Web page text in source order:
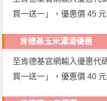
買一送一」，優惠價 45 元
肯德基玉米濃湯優惠
至肯德基官網輸入優惠代
買一送一」，優惠價 40 元